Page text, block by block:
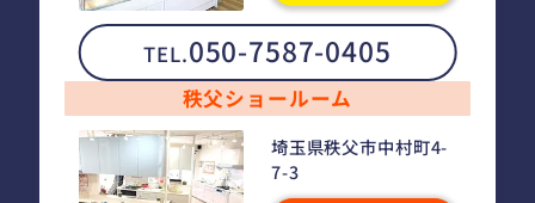
TEL.050-7587-0405
秩父ショールーム
埼玉県秩父市中村町4-
7-3